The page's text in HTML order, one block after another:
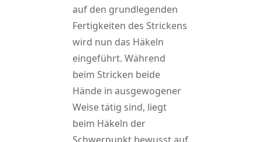
auf den grundlegenden
Fertigkeiten des Strickens
wird nun das Häkeln
eingeführt. Während
beim Stricken beide
Hände in ausgewogener
Weise tätig sind, liegt
beim Häkeln der